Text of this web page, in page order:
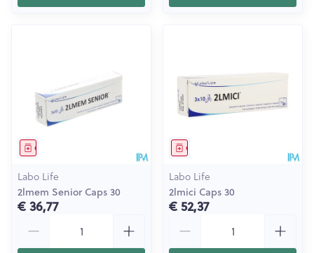
Geneesmiddel
Labo Life
2lmem Senior Caps 30
€ 36,77
Geneesmiddel
Labo Life
2lmici Caps 30
€ 52,37